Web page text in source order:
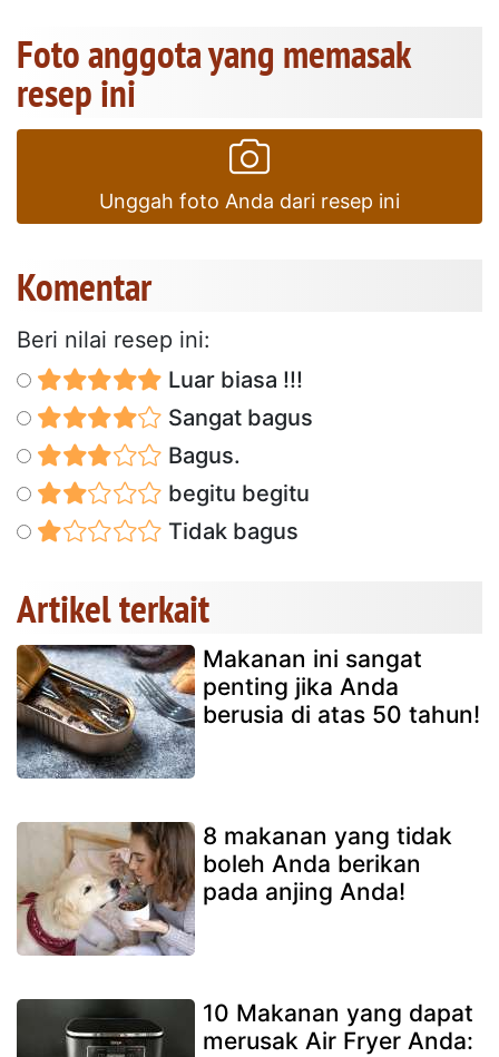
Foto anggota yang memasak
resep ini
Unggah foto Anda dari resep ini
Komentar
Beri nilai resep ini:
Luar biasa !!!
Sangat bagus
Bagus.
begitu begitu
Tidak bagus
Artikel terkait
Makanan ini sangat
penting jika Anda
berusia di atas 50 tahun!
8 makanan yang tidak
boleh Anda berikan
pada anjing Anda!
10 Makanan yang dapat
merusak Air Fryer Anda: